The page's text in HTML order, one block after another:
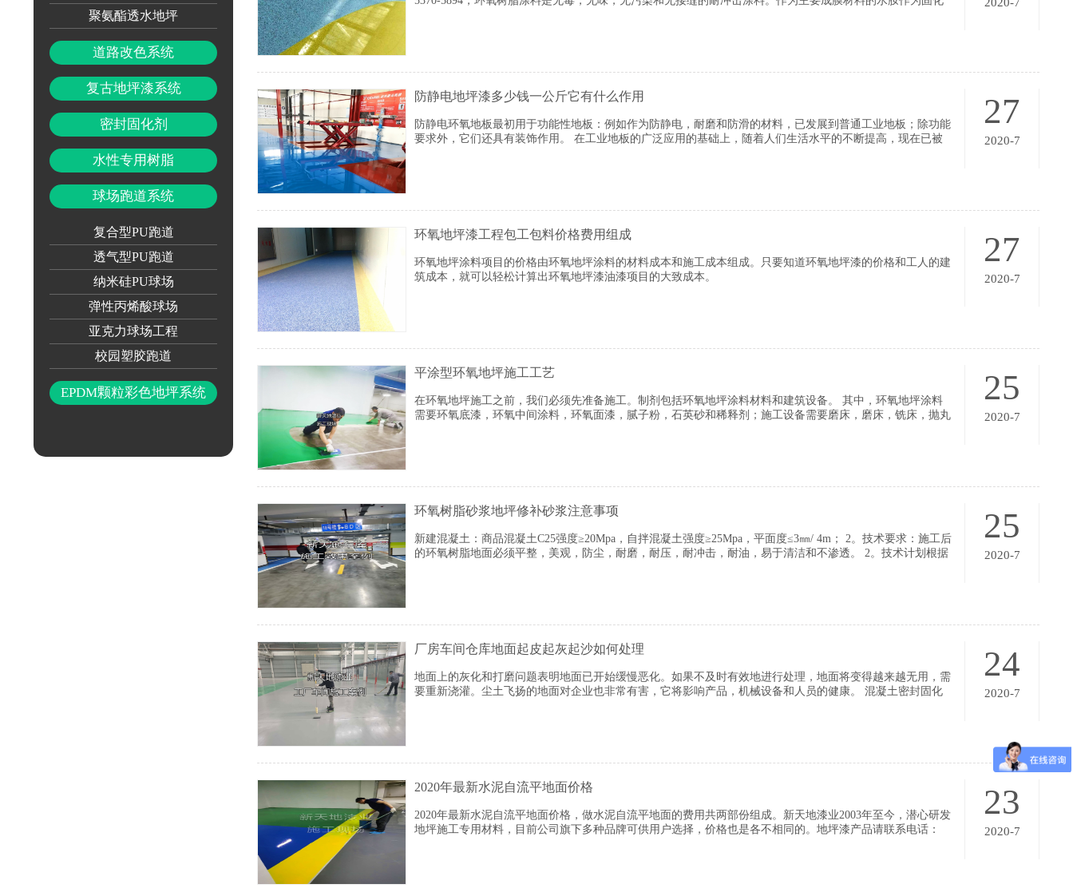
聚氨酯透水地坪
道路改色系统
复古地坪漆系统
密封固化剂
水性专用树脂
球场跑道系统
复合型PU跑道
透气型PU跑道
纳米硅PU球场
弹性丙烯酸球场
亚克力球场工程
校园塑胶跑道
EPDM颗粒彩色地坪系统
27
2020-7
防静电地坪漆多少钱一公斤它有什么作用
防静电环氧地板最初用于功能性地板：例如作为防静电，耐磨和防滑的材料，已发展到普通工业地板；除功能
要求外，它们还具有装饰作用。 在工业地板的广泛应用的基础上，随着人们生活水平的不断提高，现在已被
27
2020-7
环氧地坪漆工程包工包料价格费用组成
环氧地坪涂料项目的价格由环氧地坪涂料的材料成本和施工成本组成。只要知道环氧地坪漆的价格和工人的建
筑成本，就可以轻松计算出环氧地坪漆油漆项目的大致成本。
25
2020-7
平涂型环氧地坪施工工艺
在环氧地坪施工之前，我们必须先准备施工。制剂包括环氧地坪涂料材料和建筑设备。 其中，环氧地坪涂料
需要环氧底漆，环氧中间涂料，环氧面漆，腻子粉，石英砂和稀释剂；施工设备需要磨床，磨床，铣床，抛丸
25
2020-7
环氧树脂砂浆地坪修补砂浆注意事项
新建混凝土：商品混凝土C25强度≥20Mpa，自拌混凝土强度≥25Mpa，平面度≤3㎜/ 4m； 2。技术要求：施工后
的环氧树脂地面必须平整，美观，防尘，耐磨，耐压，耐冲击，耐油，易于清洁和不渗透。 2。技术计划根据
24
2020-7
厂房车间仓库地面起皮起灰起沙如何处理
地面上的灰化和打磨问题表明地面已开始缓慢恶化。如果不及时有效地进行处理，地面将变得越来越无用，需
要重新浇灌。尘土飞扬的地面对企业也非常有害，它将影响产品，机械设备和人员的健康。 混凝土密封固化
23
2020-7
2020年最新水泥自流平地面价格
2020年最新水泥自流平地面价格，做水泥自流平地面的费用共两部份组成。新天地漆业2003年至今，潜心研发
地坪施工专用材料，目前公司旗下多种品牌可供用户选择，价格也是各不相同的。地坪漆产品请联系电话：